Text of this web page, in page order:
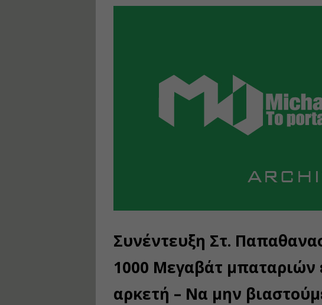
Συνέντευξη Στ.
1000 Μεγαβάτ μπαταριών
αρκετή – Να μην